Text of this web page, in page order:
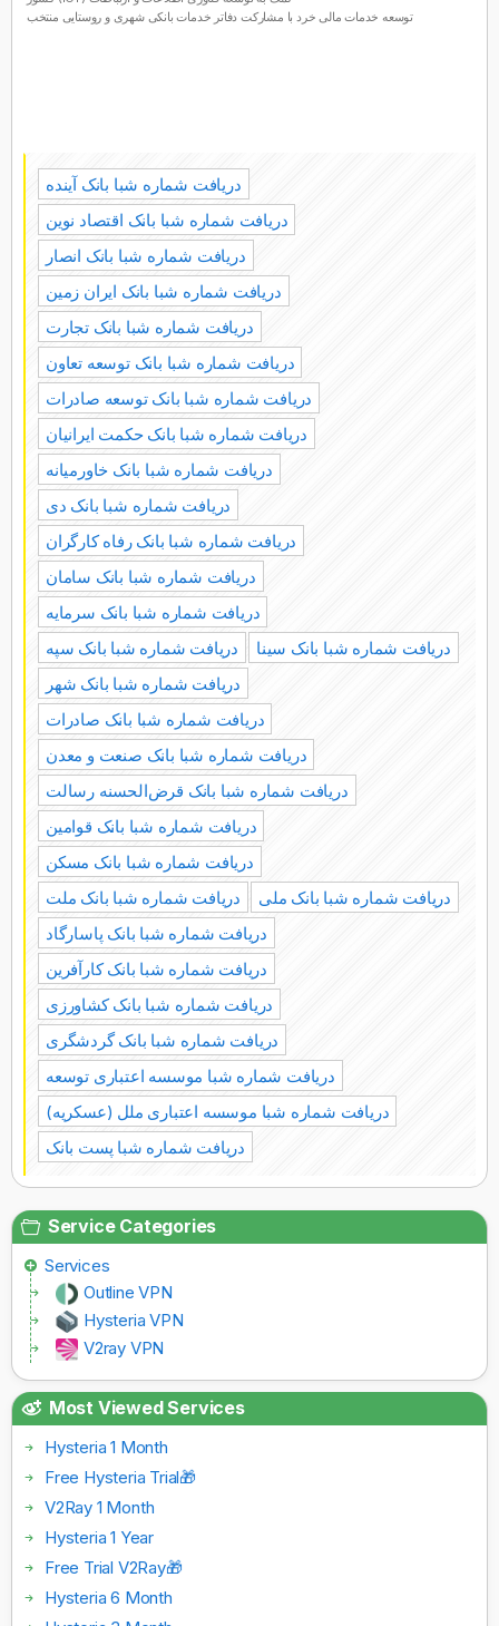
توسعه خدمات مالی خرد با مشارکت دفاتر خدمات بانکی شهری و روستایی منتخب
دریافت شماره شبا بانک آینده
دریافت شماره شبا بانک اقتصاد نوین
دریافت شماره شبا بانک انصار
دریافت شماره شبا بانک ایران زمین
دریافت شماره شبا بانک تجارت
دریافت شماره شبا بانک توسعه تعاون
دریافت شماره شبا بانک توسعه صادرات
دریافت شماره شبا بانک حکمت ایرانیان
دریافت شماره شبا بانک خاورمیانه
دریافت شماره شبا بانک دی
دریافت شماره شبا بانک رفاه کارگران
دریافت شماره شبا بانک سامان
دریافت شماره شبا بانک سرمایه
دریافت شماره شبا بانک سپه
دریافت شماره شبا بانک سینا
دریافت شماره شبا بانک شهر
دریافت شماره شبا بانک صادرات
دریافت شماره شبا بانک صنعت و معدن
دریافت شماره شبا بانک قرض‌الحسنه رسالت
دریافت شماره شبا بانک قوامین
دریافت شماره شبا بانک مسکن
دریافت شماره شبا بانک ملت
دریافت شماره شبا بانک ملی
دریافت شماره شبا بانک پاسارگاد
دریافت شماره شبا بانک کارآفرین
دریافت شماره شبا بانک کشاورزی
دریافت شماره شبا بانک گردشگری
دریافت شماره شبا موسسه اعتباری توسعه
دریافت شماره شبا موسسه اعتباری ملل (عسکریه)
دریافت شماره شبا پست بانک
Service Categories
Services
Outline VPN
Hysteria VPN
V2ray VPN
Most Viewed Services
Hysteria 1 Month
Free Hysteria Trial🎁
V2Ray 1 Month
Hysteria 1 Year
Free Trial V2Ray🎁
Hysteria 6 Month